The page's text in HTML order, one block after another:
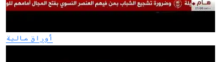
أوراق مالية